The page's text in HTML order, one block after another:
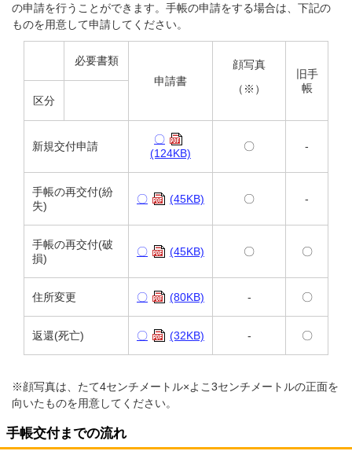
の申請を行うことができます。手帳の申請をする場合は、下記の
ものを用意して申請してください。
必要書類
申請書
顔写真
（※）
旧手
帳
区分
新規交付申請
〇
(124KB)
〇 -
手帳の再交付(紛
失)
〇 (45KB) 〇 -
手帳の再交付(破
損)
〇 (45KB) 〇 〇
住所変更 〇 (80KB) - 〇
返還(死亡) 〇 (32KB) - 〇
※顔写真は、たて4センチメートル×よこ3センチメートルの正面を
向いたものを用意してください。
手帳交付までの流れ